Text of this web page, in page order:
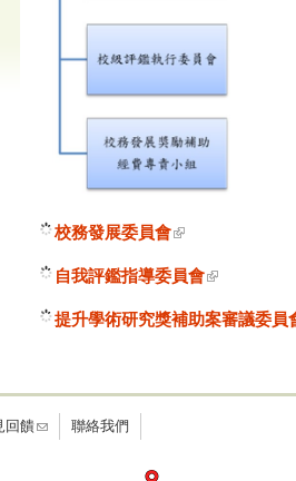
校務發展委員會
自我評鑑指導委員會
提升學術研究獎補助案審議委員
回饋 聯絡我們